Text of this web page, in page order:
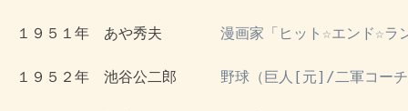
１９５１年　あや秀夫 漫画家「ヒット☆エンド☆ラ
１９５２年　池谷公二郎 野球（巨人[元]/二軍コー